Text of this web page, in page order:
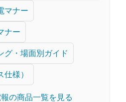
マナー
ナー
グ・場面別ガイド
様）
の商品一覧を見る